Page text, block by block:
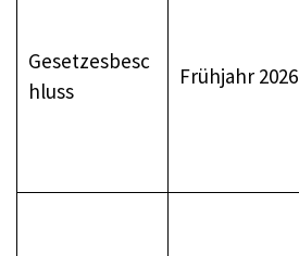
Gesetzesbesc
hluss
Frühjahr 2026